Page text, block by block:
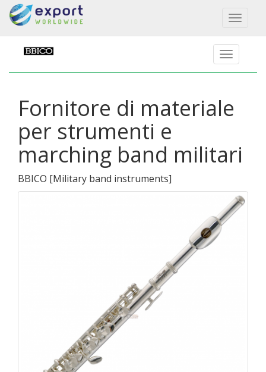
Toggle
Fornitore di materiale
per strumenti e
marching band militari
BBICO [Military band instruments]